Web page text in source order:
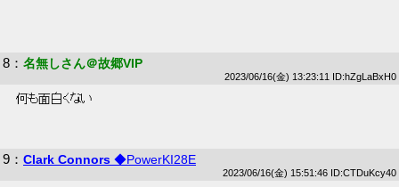
8 ： 名無しさん＠故郷VIP
2023/06/16(金) 13:23:11 ID:hZgLaBxH0
何も面白くない
9 ： Clark Connors ◆PowerKI28E
2023/06/16(金) 15:51:46 ID:CTDuKcy40